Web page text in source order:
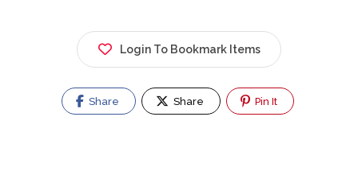
Login To Bookmark Items
Share Share Pin It